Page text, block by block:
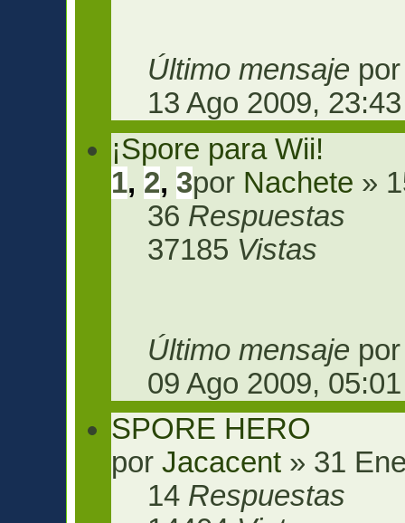
Último mensaje
13 Ago 2009, 23:43
¡Spore para Wii!
1, 2, 3por Nachete »
36 Respuestas
37185 Vistas
Último mensaje
09 Ago 2009, 05:01
SPORE HERO
porJacacent » 31
14 Respuestas